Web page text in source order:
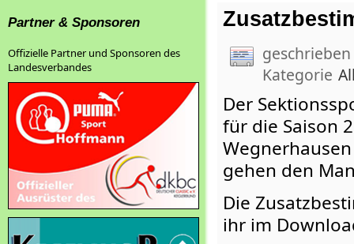
Kategorie
Der
für die Saison
gehen den
Die
ihr im
Partner & Sponsoren
Offizielle Partner und Sponsoren des
Landesverbandes